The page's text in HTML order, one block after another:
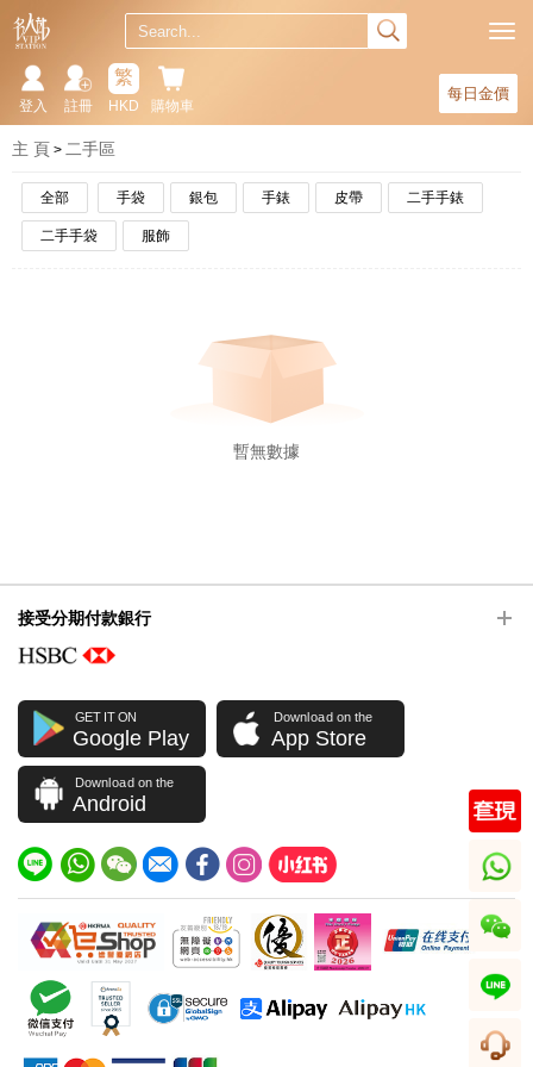
每日金價
購物車
繁
HKD
註冊
登入
主 頁 二手區
全部 手袋 銀包 手錶 皮帶 二手手錶
二手手袋 服飾
暫無數據
接受分期付款銀行
GET IT ON
Google Play
Download on the
App Store
Download on the
Android
whatsapp